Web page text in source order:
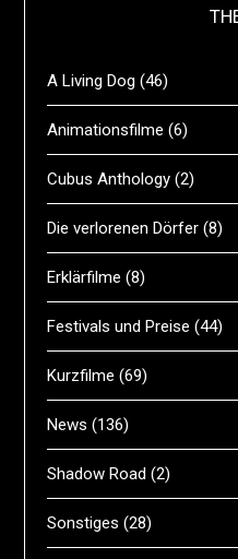
A Living Dog (46)
Animationsfilme (6)
Cubus Anthology (2)
Die verlorenen Dörfer (8)
Erklärfilme (8)
Festivals und Preise (44)
Kurzfilme (69)
News (136)
Shadow Road (2)
Sonstiges (28)